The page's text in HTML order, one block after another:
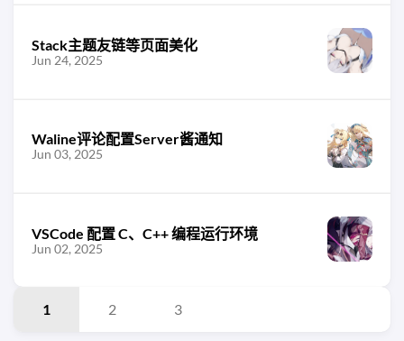
Stack主题友链等页面美化
Jun 24, 2025
Waline评论配置Server酱通知
Jun 03, 2025
VSCode 配置 C、C++ 编程运行环境
Jun 02, 2025
1 2 3